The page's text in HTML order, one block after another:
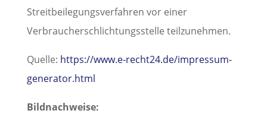
Streitbeilegungsverfahren vor einer
Verbraucherschlichtungsstelle teilzunehmen.
Quelle: https://www.e-recht24.de/impressum-
generator.html
Bildnachweise: